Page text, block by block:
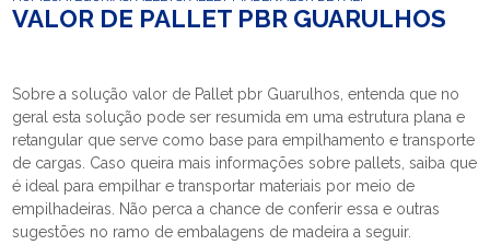
VALOR DE PALLET PBR GUARULHOS
Sobre a solução valor de Pallet pbr Guarulhos, entenda que no
geral esta solução pode ser resumida em uma estrutura plana e
retangular que serve como base para empilhamento e transporte
de cargas. Caso queira mais informações sobre pallets, saiba que
é ideal para empilhar e transportar materiais por meio de
empilhadeiras. Não perca a chance de conferir essa e outras
sugestões no ramo de embalagens de madeira a seguir.